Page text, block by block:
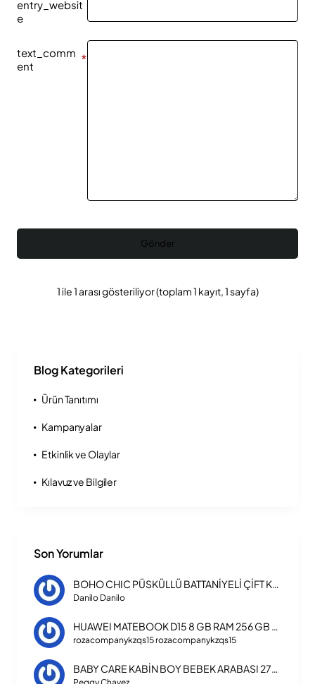
entry_websit
e
text_comm
ent
Gönder
1 ile 1 arası gösteriliyor (toplam 1 kayıt, 1 sayfa)
Blog Kategorileri
Ürün Tanıtımı
Kampanyalar
Etkinlik ve Olaylar
Kılavuz ve Bilgiler
Son Yorumlar
BOHO CHIC PÜSKÜLLÜ BATTANİYELİ ÇİFT KİŞİLİK NEVRESİM TAKIMI
Danilo Danilo
HUAWEI MATEBOOK D15 8 GB RAM 256 GB SSD LAPTOP INTEL CORE I3 1115G4
rozacompanykzqs15 rozacompanykzqs15
BABY CARE KABİN BOY BEBEK ARABASI 270 TRIPPER